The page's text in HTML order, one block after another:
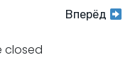
Навигация
Вперёд
closed